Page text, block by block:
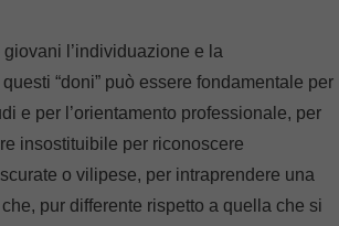
l’individuazione e la
“doni” può essere fondamentale per
e per l’orientamento professionale, per
insostituibile per riconoscere
o vilipese, per intraprendere una
pur differente rispetto a quella che si